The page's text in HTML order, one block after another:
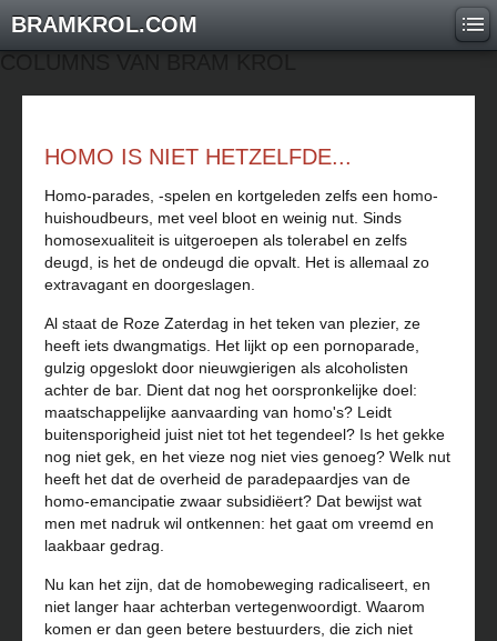
BRAMKROL.COM
HOMO IS NIET HETZELFDE...
Homo-parades, -spelen en kortgeleden zelfs een homo-
huishoudbeurs, met veel bloot en weinig nut. Sinds
homosexualiteit is uitgeroepen als tolerabel en zelfs
deugd, is het de ondeugd die opvalt. Het is allemaal zo
extravagant en doorgeslagen.
Al staat de Roze Zaterdag in het teken van plezier, ze
heeft iets dwangmatigs. Het lijkt op een pornoparade,
gulzig opgeslokt door nieuwgierigen als alcoholisten
achter de bar. Dient dat nog het oorspronkelijke doel:
maatschappelijke aanvaarding van homo's? Leidt
buitensporigheid juist niet tot het tegendeel? Is het gekke
nog niet gek, en het vieze nog niet vies genoeg? Welk nut
heeft het dat de overheid de paradepaardjes van de
homo-emancipatie zwaar subsidiëert? Dat bewijst wat
men met nadruk wil ontkennen: het gaat om vreemd en
laakbaar gedrag.
Nu kan het zijn, dat de homobeweging radicaliseert, en
niet langer haar achterban vertegen­woordigt. Waarom
komen er dan geen betere bestuurders, die zich niet